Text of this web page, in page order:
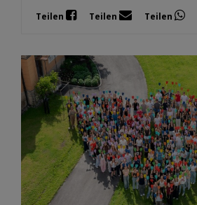
Teilen Teilen Teilen